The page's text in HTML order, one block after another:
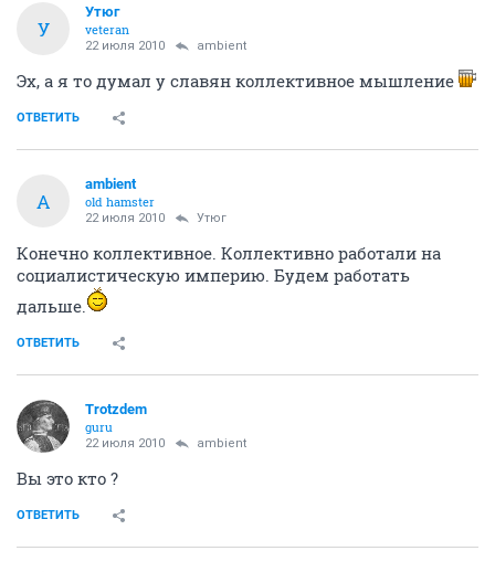
У
Утюг
veteran
22 июля 2010 ambient
Эх, а я то думал у славян коллективное мышление
ОТВЕТИТЬ
A
ambient
old hamster
22 июля 2010 Утюг
Конечно коллективное. Коллективно работали на
социалистическую империю. Будем работать
дальше.
ОТВЕТИТЬ
Trotzdem
guru
22 июля 2010 ambient
Вы это кто ?
ОТВЕТИТЬ